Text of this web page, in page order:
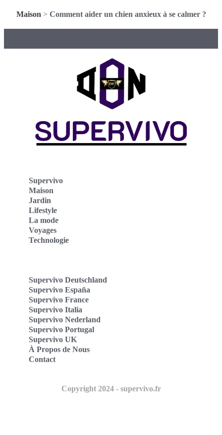
Maison > Comment aider un chien anxieux à se calmer ?
Supervivo
Maison
Jardin
Lifestyle
La mode
Voyages
Technologie
Supervivo Deutschland
Supervivo España
Supervivo France
Supervivo Italia
Supervivo Nederland
Supervivo Portugal
Supervivo UK
À Propos de Nous
Contact
Copyright 2024 - supervivo.fr